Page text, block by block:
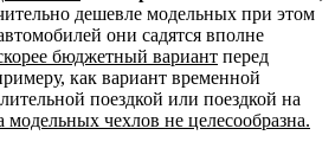
дешевле модельных при этом
они садятся вполне
бюджетный вариант перед
как вариант временной
поездкой или поездкой на
модельных чехлов не целесообразна.